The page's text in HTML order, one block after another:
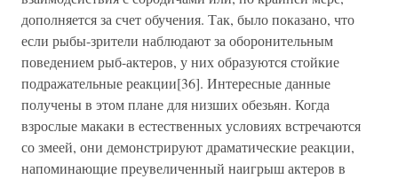
дополняется за счет обучения. Так, было показано, что
если рыбы-зрители наблюдают за оборонительным
поведением рыб-актеров, у них образуются стойкие
подражательные реакции[36]. Интересные данные
получены в этом плане для низших обезьян. Когда
взрослые макаки в естественных условиях встречаются
со змеей, они демонстрируют драматические реакции,
напоминающие преувеличенный наигрыш актеров в